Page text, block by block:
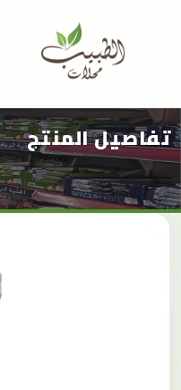
تفاصيل المنتج